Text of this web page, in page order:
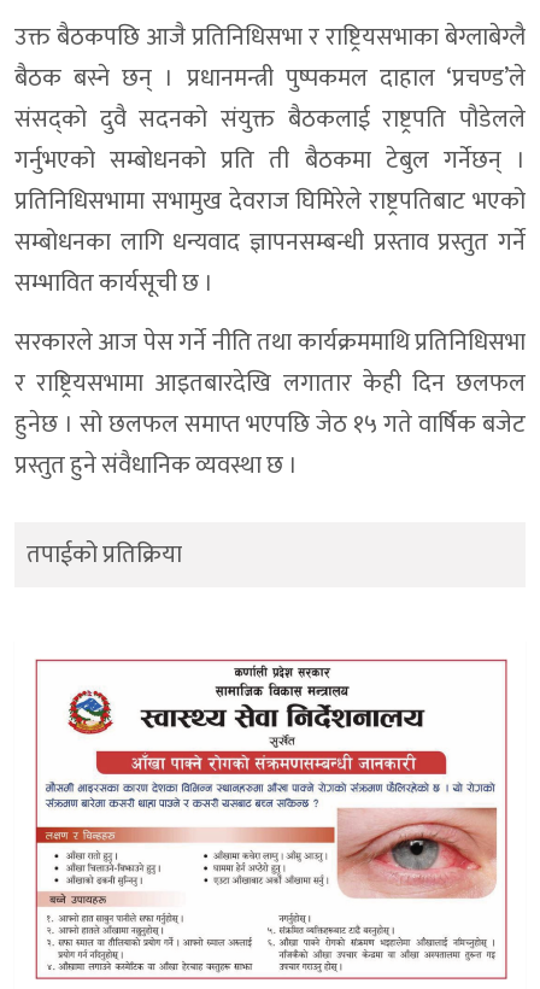
उक्त बैठकपछि आजै प्रतिनिधिसभा र राष्ट्रियसभाका बेग्लाबेग्लै
बैठक बस्ने छन् । प्रधानमन्त्री पुष्पकमल दाहाल ‘प्रचण्ड’ले
संसद्को दुवै सदनको संयुक्त बैठकलाई राष्ट्रपति पौडेलले
गर्नुभएको सम्बोधनको प्रति ती बैठकमा टेबुल गर्नेछन् ।
प्रतिनिधिसभामा सभामुख देवराज घिमिरेले राष्ट्रपतिबाट भएको
सम्बोधनका लागि धन्यवाद ज्ञापनसम्बन्धी प्रस्ताव प्रस्तुत गर्ने
सम्भावित कार्यसूची छ ।
सरकारले आज पेस गर्ने नीति तथा कार्यक्रममाथि प्रतिनिधिसभा
र राष्ट्रियसभामा आइतबारदेखि लगातार केही दिन छलफल
हुनेछ । सो छलफल समाप्त भएपछि जेठ १५ गते वार्षिक बजेट
प्रस्तुत हुने संवैधानिक व्यवस्था छ ।
तपाईको प्रतिक्रिया